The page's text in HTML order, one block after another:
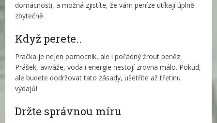
domácnosti, a možná zjistíte, že vám peníze utíkají úplně
zbytečně.
Když perete..
Pračka je nejen pomocník, ale i pořádný žrout peněz.
Prášek, aviváže, voda i energie nestojí zrovna málo. Pokud,
ale budete dodržovat tato zásady, ušetříte až třetinu
výdajů!
Držte správnou míru